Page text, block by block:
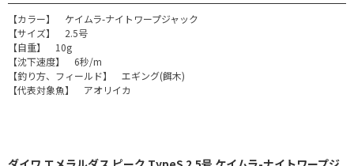
【カラー】 ケイムラ-ナイトワープジャック
【サイズ】 2.5号
【自重】 10g
【沈下速度】 6秒/m
【釣り方、フィールド】 エギング(餌木)
【代表対象魚】 アオリイカ